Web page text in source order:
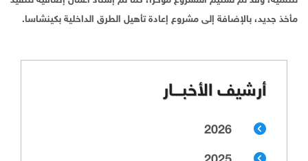
مأخذ جديد، بالإضافة إلى مشروع إعادة تأهيل الطرق الداخلية بكينشاسا.
أرشيف الأخبـــار
2026